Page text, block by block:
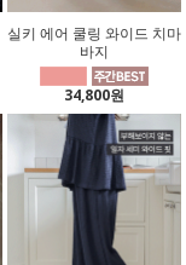
실키 에어 쿨링 와이드 치마
바지
34,800원